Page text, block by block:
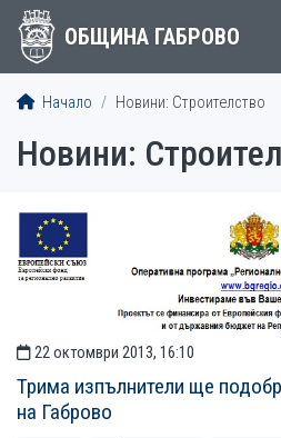
ОБЩИНА ГАБРОВО
Начало Новини: Строителство
Новини:
СТАТИИ
22 октомври 2013, 16:10
Трима изпълнители ще
на Габрово